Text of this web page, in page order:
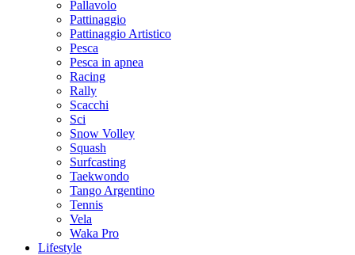
Pallavolo
Pattinaggio
Pattinaggio Artistico
Pesca
Pesca in apnea
Racing
Rally
Scacchi
Sci
Snow Volley
Squash
Surfcasting
Taekwondo
Tango Argentino
Tennis
Vela
Waka Pro
Lifestyle